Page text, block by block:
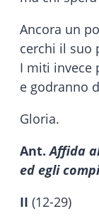
Ancora un
cerchi il suo
I miti invece
e godranno
Gloria.
Ant.Affida
ed egli
II (12-29)